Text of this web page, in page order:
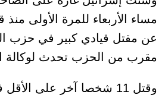
مساء الأربعاء للمرة الأولى
عن مقتل قيادي كبير في حزب
مقرب من الحزب تحدث لوكالة
وقتل 11 شخصا آخر على